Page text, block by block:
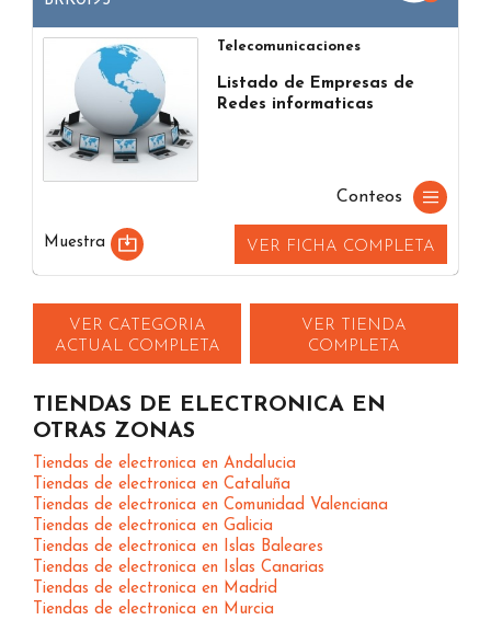
Telecomunicaciones
Listado de Empresas de
Redes informaticas
Conteos
Muestra VER FICHA COMPLETA
VER CATEGORIA
ACTUAL COMPLETA
VER TIENDA
COMPLETA
TIENDAS DE ELECTRONICA EN
OTRAS ZONAS
Tiendas de electronica en Andalucia
Tiendas de electronica en Cataluña
Tiendas de electronica en Comunidad Valenciana
Tiendas de electronica en Galicia
Tiendas de electronica en Islas Baleares
Tiendas de electronica en Islas Canarias
Tiendas de electronica en Madrid
Tiendas de electronica en Murcia